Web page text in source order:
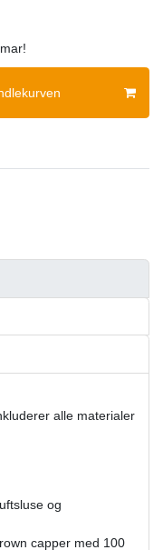
alle materialer
og
capper med 100